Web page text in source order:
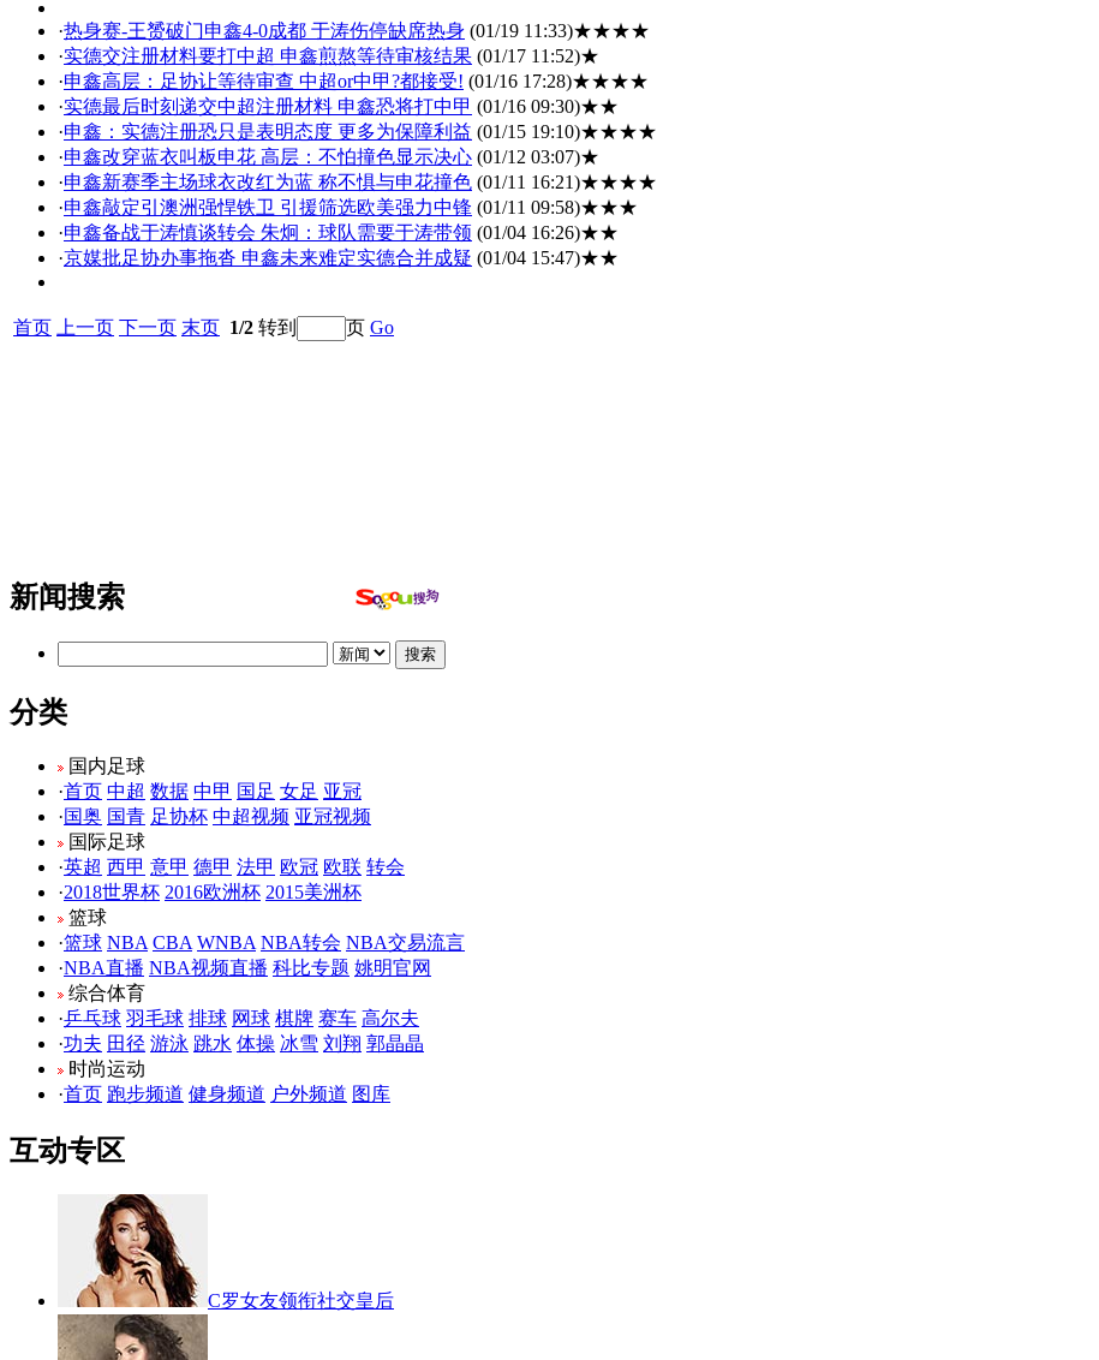
·热身赛-王赟破门申鑫4-0成都 于涛伤停缺席热身 (01/19 11:33)★★★★
·实德交注册材料要打中超 申鑫煎熬等待审核结果 (01/17 11:52)★
·申鑫高层：足协让等待审查 中超or中甲?都接受! (01/16 17:28)★★★★
·实德最后时刻递交中超注册材料 申鑫恐将打中甲 (01/16 09:30)★★
·申鑫：实德注册恐只是表明态度 更多为保障利益 (01/15 19:10)★★★★
·申鑫改穿蓝衣叫板申花 高层：不怕撞色显示决心 (01/12 03:07)★
·申鑫新赛季主场球衣改红为蓝 称不惧与申花撞色 (01/11 16:21)★★★★
·申鑫敲定引澳洲强悍铁卫 引援筛选欧美强力中锋 (01/11 09:58)★★★
·申鑫备战于涛慎谈转会 朱炯：球队需要于涛带领 (01/04 16:26)★★
·京媒批足协办事拖沓 申鑫未来难定实德合并成疑 (01/04 15:47)★★
首页 上一页 下一页 末页 1/2 转到 页 Go
新闻搜索
分类
国内足球
·首页 中超 数据 中甲 国足 女足 亚冠
·国奥 国青 足协杯 中超视频 亚冠视频
国际足球
·英超 西甲 意甲 德甲 法甲 欧冠 欧联 转会
·2018世界杯 2016欧洲杯 2015美洲杯
篮球
·篮球 NBA CBA WNBA NBA转会 NBA交易流言
·NBA直播 NBA视频直播 科比专题 姚明官网
综合体育
·乒乓球 羽毛球 排球 网球 棋牌 赛车 高尔夫
·功夫 田径 游泳 跳水 体操 冰雪 刘翔 郭晶晶
时尚运动
·首页 跑步频道 健身频道 户外频道 图库
互动专区
C罗女友领衔社交皇后